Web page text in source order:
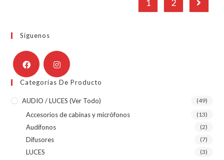
1 2
Síguenos
Categorías De Producto
AUDIO / LUCES (ver Todo) (49)
Accesorios de cabinas y micrófonos (13)
Audífonos (2)
Difusores (7)
LUCES (3)